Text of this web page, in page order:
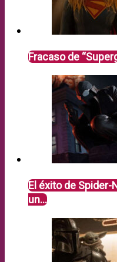
Fracaso de
El éxito de Spider-
un…